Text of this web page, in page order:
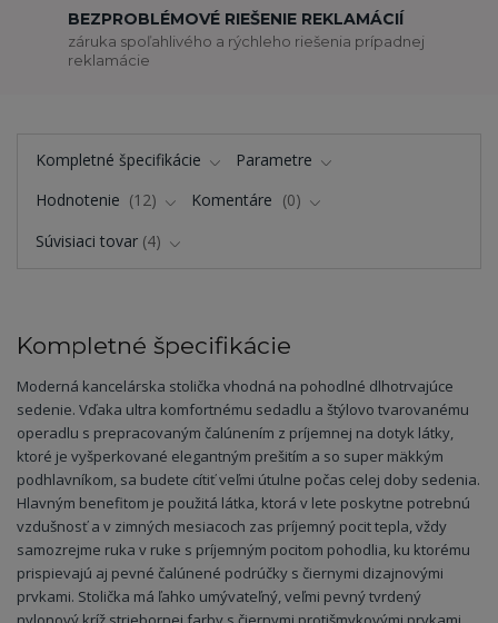
BEZPROBLÉMOVÉ RIEŠENIE REKLAMÁCIÍ
záruka spoľahlivého a rýchleho riešenia prípadnej
reklamácie
Kompletné špecifikácie
Parametre
Hodnotenie
12 Komentáre
0
Súvisiaci tovar 4
Kompletné špecifikácie
Moderná kancelárska stolička vhodná na pohodlné dlhotrvajúce
sedenie. Vďaka ultra komfortnému sedadlu a štýlovo tvarovanému
operadlu s prepracovaným čalúnením z príjemnej na dotyk látky,
ktoré je vyšperkované elegantným prešitím a so super mäkkým
podhlavníkom, sa budete cítiť veľmi útulne počas celej doby sedenia.
Hlavným benefitom je použitá látka, ktorá v lete poskytne potrebnú
vzdušnosť a v zimných mesiacoch zas príjemný pocit tepla, vždy
samozrejme ruka v ruke s príjemným pocitom pohodlia, ku ktorému
prispievajú aj pevné čalúnené podrúčky s čiernymi dizajnovými
prvkami. Stolička má ľahko umývateľný, veľmi pevný tvrdený